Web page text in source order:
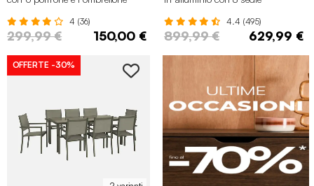
4 (36)
299,99 € 150,00 €
4.4 (495)
899,99 € 629,99 €
OFFERTE -30%